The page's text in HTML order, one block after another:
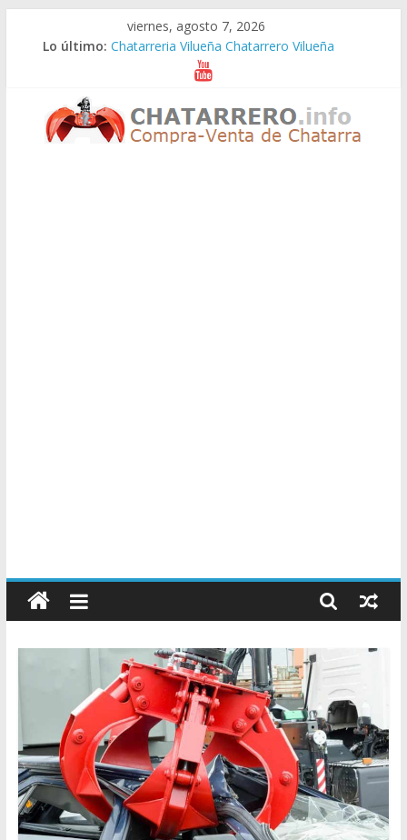
viernes, agosto 7, 2026
Lo último: Chatarreria Vilueña Chatarrero Vilueña
Chatarreria Zuera Chatarrero Zuera
Chatarreria Zaragoza Chatarrero Zaragoza
Chatarreria Zaida Chatarrero Zaida
Chatarreria Vistabella Chatarrero Vistabella
Chatarreros
–
Precio
de
Chatarra
Directorio